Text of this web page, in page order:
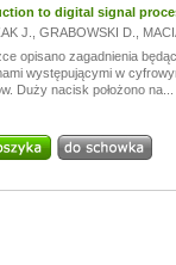
to digital signal
J.
GRABOWSKI D.
opisano zagadnienia
występującymi w
Duży nacisk położono na...